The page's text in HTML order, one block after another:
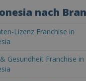
nach
Lizenz Franchise in
Gesundheit Franchise in